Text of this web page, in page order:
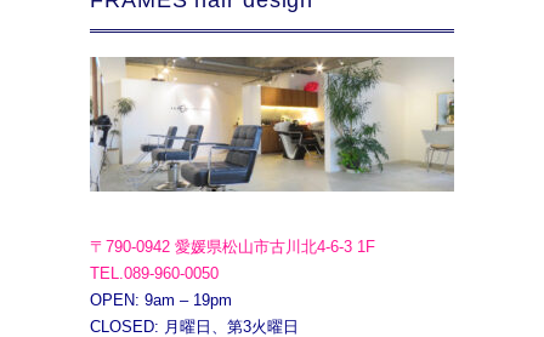
〒790-0942 愛媛県松山市古川北4-6-3 1F
TEL.089-960-0050
OPEN: 9am – 19pm
CLOSED: 月曜日、第3火曜日